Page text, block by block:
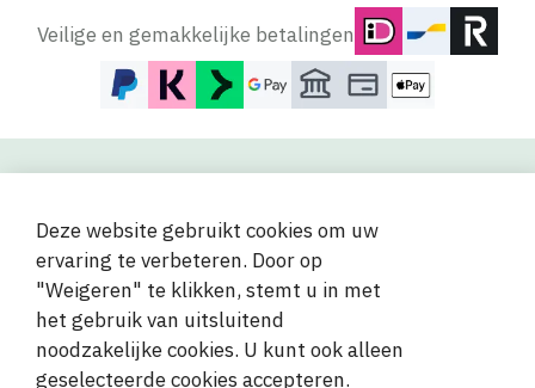
Veilige en gemakkelijke betalingen
Deze website gebruikt cookies om uw
ervaring te verbeteren. Door op
"Weigeren" te klikken, stemt u in met
het gebruik van uitsluitend
noodzakelijke cookies. U kunt ook alleen
geselecteerde cookies accepteren.